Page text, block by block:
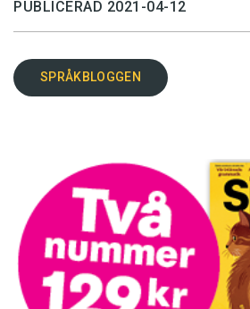
PUBLICERAD 2021-04-12
SPRÅKBLOGGEN